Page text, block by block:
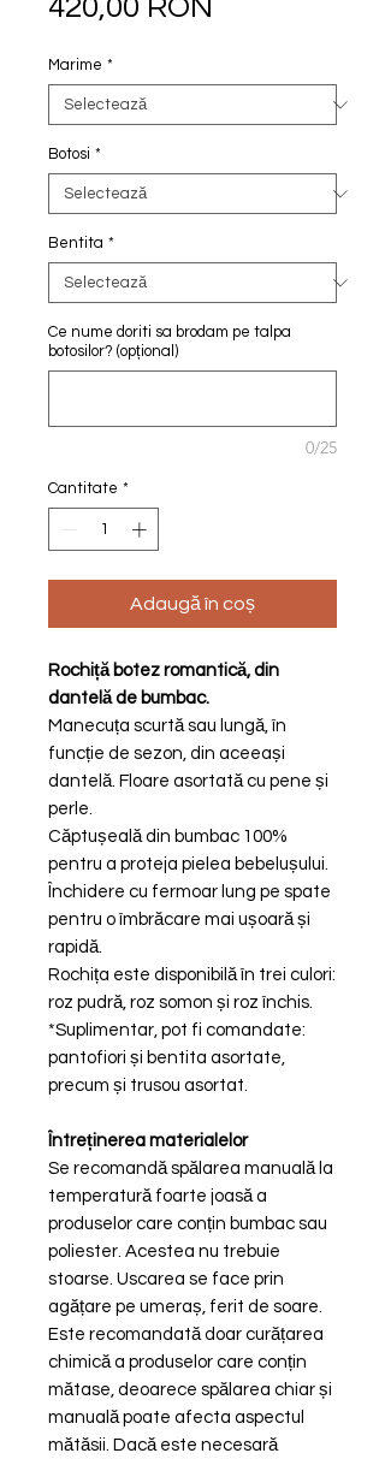
420,00 RON
Marime *
Botosi *
Bentita *
Ce nume doriti sa brodam pe talpa
botosilor? (opțional)
0/25
Cantitate *
Adaugă în coș
Rochiță botez romantică, din
dantelă de bumbac.
Manecuța scurtă sau lungă, în
funcție de sezon, din aceeași
dantelă. Floare asortată cu pene și
perle.
Căptușeală din bumbac 100%
pentru a proteja pielea bebelușului.
Închidere cu fermoar lung pe spate
pentru o îmbrăcare mai ușoară și
rapidă.
Rochița este disponibilă în trei culori:
roz pudră, roz somon și roz închis.
*Suplimentar, pot fi comandate:
pantofiori și bentita asortate,
precum și trusou asortat.
Întreținerea materialelor
Se recomandă spălarea manuală la
temperatură foarte joasă a
produselor care conțin bumbac sau
poliester. Acestea nu trebuie
stoarse. Uscarea se face prin
agățare pe umeraș, ferit de soare.
Este recomandată doar curățarea
chimică a produselor care conțin
mătase, deoarece spălarea chiar și
manuală poate afecta aspectul
mătăsii. Dacă este necesară